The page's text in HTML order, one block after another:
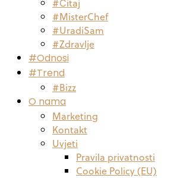
#MisterChef
#UradiSam
#Zdravlje
#Odnosi
#Trend
#Bizz
O nama
Marketing
Kontakt
Uvjeti
Pravila privatnosti
Cookie Policy (EU)